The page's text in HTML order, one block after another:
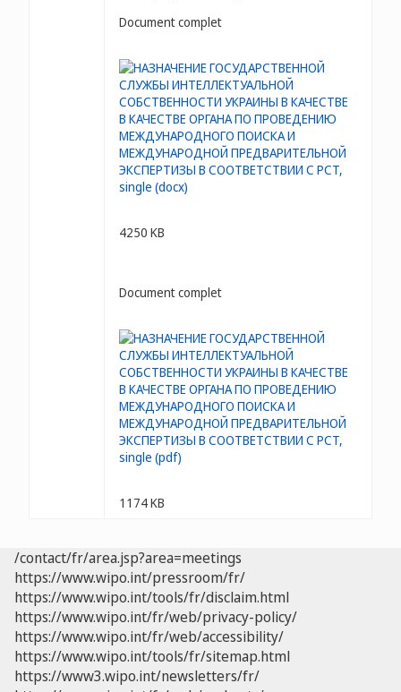
Document complet
4250 KB
Document complet
1174 KB
/contact/fr/area.jsp?area=meetings
https://www.wipo.int/pressroom/fr/
https://www.wipo.int/tools/fr/disclaim.html
https://www.wipo.int/fr/web/privacy-policy/
https://www.wipo.int/fr/web/accessibility/
https://www.wipo.int/tools/fr/sitemap.html
https://www3.wipo.int/newsletters/fr/